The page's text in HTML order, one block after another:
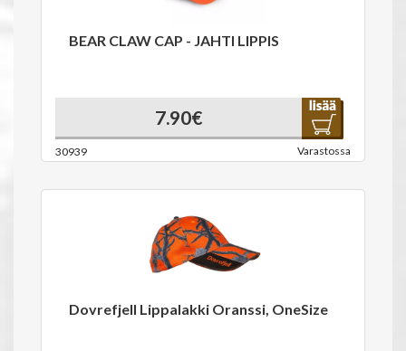
BEAR CLAW CAP - JAHTI LIPPIS
7.90€
30939 Varastossa
Dovrefjell Lippalakki Oranssi, OneSize